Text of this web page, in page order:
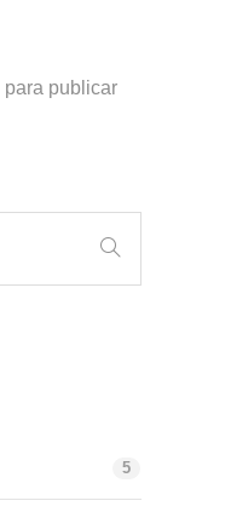
para publicar
5